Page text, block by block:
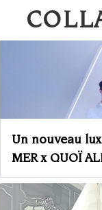
Un nouveau
MER x QUOÏ